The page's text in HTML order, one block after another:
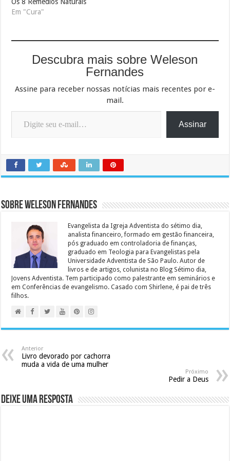
Em "Cura"
Descubra mais sobre Weleson
Fernandes
Assine para receber nossas notícias mais recentes por e-
mail.
Digite seu e-mail…
Assinar
Sobre Weleson Fernandes
Evangelista da Igreja Adventista do sétimo dia,
analista financeiro, formado em gestão financeira,
pós graduado em controladoria de finanças,
graduado em Teologia para Evangelistas pela
Universidade Adventista de São Paulo. Autor de
livros e de artigos, colunista no Blog Sétimo dia,
Jovens Adventista. Tem participado como palestrante em seminários e
em Conferências de evangelismo. Casado com Shirlene, é pai de três
filhos.
Anterior
Livro devorado por cachorra
muda a vida de uma mulher
Próximo
Pedir a Deus
Deixe uma resposta